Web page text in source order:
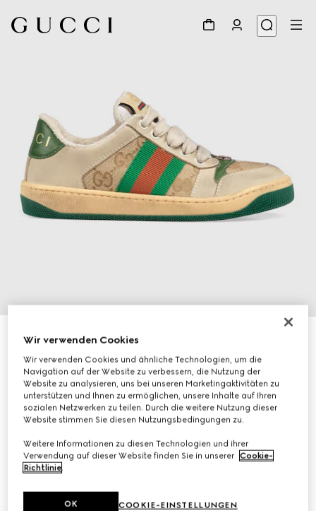
Screener Kindersneaker
€ 420
Variantencremefarbenes Leder
Wir verwenden Cookies
Wir verwenden Cookies und ähnliche Technologien, um die
Navigation auf der Website zu verbessern, die Nutzung der
Website zu analysieren, uns bei unseren Marketingaktivitäten zu
unterstützen und Ihnen zu ermöglichen, unsere Inhalte auf Ihren
sozialen Netzwerken zu teilen. Durch die weitere Nutzung dieser
Website stimmen Sie diesen Nutzungsbedingungen zu.
Weitere Informationen zu diesen Technologien und ihrer
Verwendung auf dieser Website finden Sie in unserer Cookie-
Richtlinie.
COOKIE-EINSTELLUNGEN
OK